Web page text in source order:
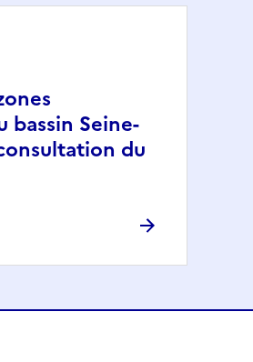
bassin Seine-
du